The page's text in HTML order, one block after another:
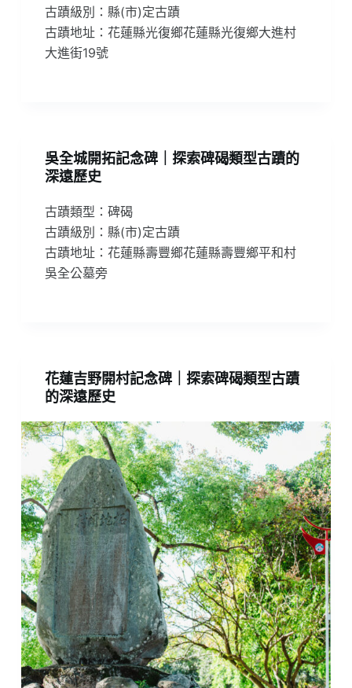
古蹟級別：縣(市)定古蹟
古蹟地址：花蓮縣光復鄉花蓮縣光復鄉大進村
大進街19號
吳全城開拓記念碑｜探索碑碣類型古蹟的
深遠歷史
古蹟類型：碑碣
古蹟級別：縣(市)定古蹟
古蹟地址：花蓮縣壽豐鄉花蓮縣壽豐鄉平和村
吳全公墓旁
花蓮吉野開村記念碑｜探索碑碣類型古蹟
的深遠歷史